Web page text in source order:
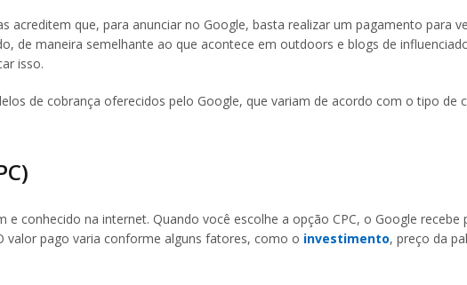
acreditem que, para anunciar no Google, basta realizar um pagamento para
de maneira semelhante ao que acontece em outdoors e blogs de
isso.
de cobrança oferecidos pelo Google, que variam de acordo com o tipo de
e conhecido na internet. Quando você escolhe a opção CPC, o Google recebe
valor pago varia conforme alguns fatores, como o investimento, preço da